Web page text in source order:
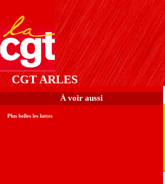
CGT ARLES
À voir aussi
Plus belles les luttes